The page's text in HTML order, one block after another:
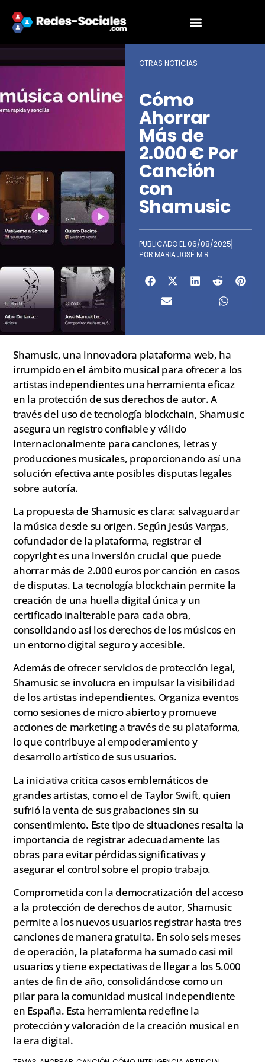
OTRAS NOTICIAS
Cómo
Ahorrar
Más de
2.000 € Por
Canción
con
Shamusic
PUBLICADO EL 06/08/2025
POR MARIA JOSÉ M.R.
Shamusic, una innovadora plataforma web, ha
irrumpido en el ámbito musical para ofrecer a los
artistas independientes una herramienta eficaz
en la protección de sus derechos de autor. A
través del uso de tecnología blockchain, Shamusic
asegura un registro confiable y válido
internacionalmente para canciones, letras y
producciones musicales, proporcionando así una
solución efectiva ante posibles disputas legales
sobre autoría.
La propuesta de Shamusic es clara: salvaguardar
la música desde su origen. Según Jesús Vargas,
cofundador de la plataforma, registrar el
copyright es una inversión crucial que puede
ahorrar más de 2.000 euros por canción en casos
de disputas. La tecnología blockchain permite la
creación de una huella digital única y un
certificado inalterable para cada obra,
consolidando así los derechos de los músicos en
un entorno digital seguro y accesible.
Además de ofrecer servicios de protección legal,
Shamusic se involucra en impulsar la visibilidad
de los artistas independientes. Organiza eventos
como sesiones de micro abierto y promueve
acciones de marketing a través de su plataforma,
lo que contribuye al empoderamiento y
desarrollo artístico de sus usuarios.
La iniciativa critica casos emblemáticos de
grandes artistas, como el de Taylor Swift, quien
sufrió la venta de sus grabaciones sin su
consentimiento. Este tipo de situaciones resalta la
importancia de registrar adecuadamente las
obras para evitar pérdidas significativas y
asegurar el control sobre el propio trabajo.
Comprometida con la democratización del acceso
a la protección de derechos de autor, Shamusic
permite a los nuevos usuarios registrar hasta tres
canciones de manera gratuita. En solo seis meses
de operación, la plataforma ha sumado casi mil
usuarios y tiene expectativas de llegar a los 5.000
antes de fin de año, consolidándose como un
pilar para la comunidad musical independiente
en España. Esta herramienta redefine la
protección y valoración de la creación musical en
la era digital.